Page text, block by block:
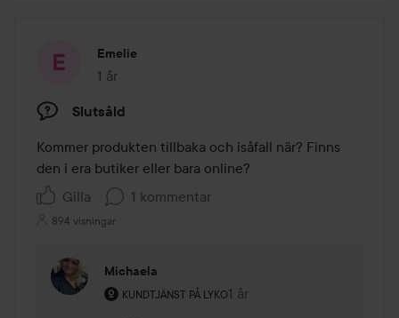
Emelie
1 år
Inlägget skapades 1 år
Slutsåld
Kommer produkten tillbaka och isåfall när? Finns
den i era butiker eller bara online?
Gilla
1 kommentar
894 visningar
Michaela
KUNDTJÄNST PÅ LYKO
Användarens roll: Kundtjänst på Lyko.
1 år
Kommentaren lades 1 år